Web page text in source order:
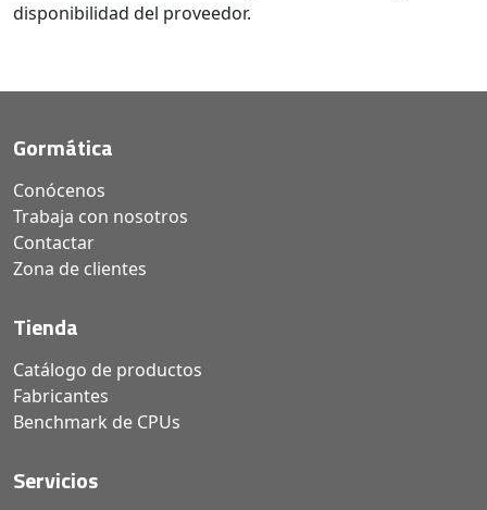
disponibilidad del proveedor.
Gormática
Conócenos
Trabaja con nosotros
Contactar
Zona de clientes
Tienda
Catálogo de productos
Fabricantes
Benchmark de CPUs
Servicios